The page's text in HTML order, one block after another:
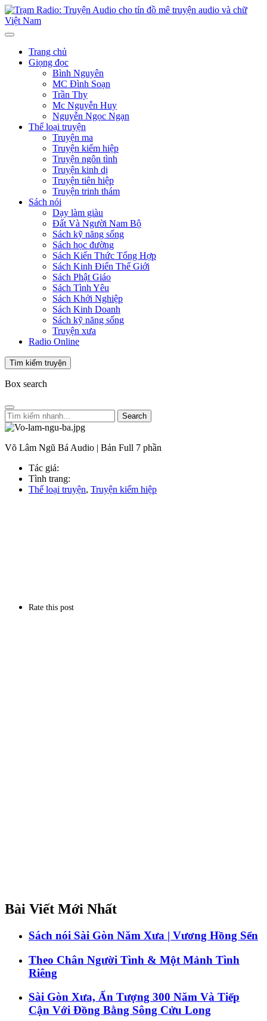
Trang chủ
Giọng đọc
Bình Nguyên
MC Đình Soạn
Trần Thy
Mc Nguyễn Huy
Nguyễn Ngọc Ngạn
Thể loại truyện
Truyện ma
Truyện kiếm hiệp
Truyện ngôn tình
Truyện kinh dị
Truyện tiên hiệp
Truyện trinh thám
Sách nói
Dạy làm giàu
Đất Và Người Nam Bộ
Sách kỹ năng sống
Sách học đường
Sách Kiến Thức Tổng Hợp
Sách Kinh Điển Thế Giới
Sách Phật Giáo
Sách Tình Yêu
Sách Khởi Nghiệp
Sách Kinh Doanh
Sách kỹ năng sống
Truyện xưa
Radio Online
Tìm kiếm truyện
Box search
Search
Võ Lâm Ngũ Bá Audio | Bản Full 7 phần
Tác giả:
Tình trang:
Thể loại truyện, Truyện kiếm hiệp
Rate this post
Bài Viết Mới Nhất
Sách nói Sài Gòn Năm Xưa | Vương Hồng Sển
Theo Chân Người Tình & Một Mảnh Tình
Riêng
Sài Gòn Xưa, Ấn Tượng 300 Năm Và Tiếp
Cận Với Đồng Bằng Sông Cửu Long